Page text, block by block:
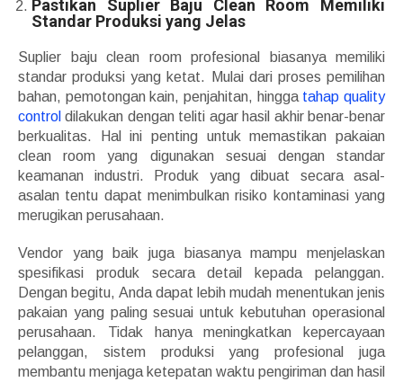
Pastikan Suplier Baju Clean Room Memiliki
Standar Produksi yang Jelas
Suplier baju clean room profesional biasanya memiliki
standar produksi yang ketat. Mulai dari proses pemilihan
bahan, pemotongan kain, penjahitan, hingga tahap quality
control dilakukan dengan teliti agar hasil akhir benar-benar
berkualitas. Hal ini penting untuk memastikan pakaian
clean room yang digunakan sesuai dengan standar
keamanan industri. Produk yang dibuat secara asal-
asalan tentu dapat menimbulkan risiko kontaminasi yang
merugikan perusahaan.
Vendor yang baik juga biasanya mampu menjelaskan
spesifikasi produk secara detail kepada pelanggan.
Dengan begitu, Anda dapat lebih mudah menentukan jenis
pakaian yang paling sesuai untuk kebutuhan operasional
perusahaan. Tidak hanya meningkatkan kepercayaan
pelanggan, sistem produksi yang profesional juga
membantu menjaga ketepatan waktu pengiriman dan hasil